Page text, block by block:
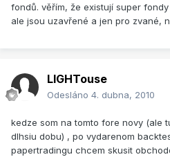
fondů. věřím, že existují super
ale jsou uzavřené a jen pro zvané,
LIGHTouse
Odesláno 4. dubna, 2010
kedze som na tomto fore novy (ale
dlhsiu dobu) , po vydarenom
papertradingu chcem skusit